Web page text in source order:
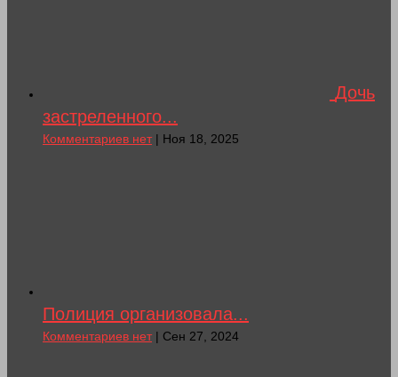
Дочь
застреленного...
Комментариев нет| Ноя 18, 2025
Полиция организовала...
Комментариев нет| Сен 27, 2024